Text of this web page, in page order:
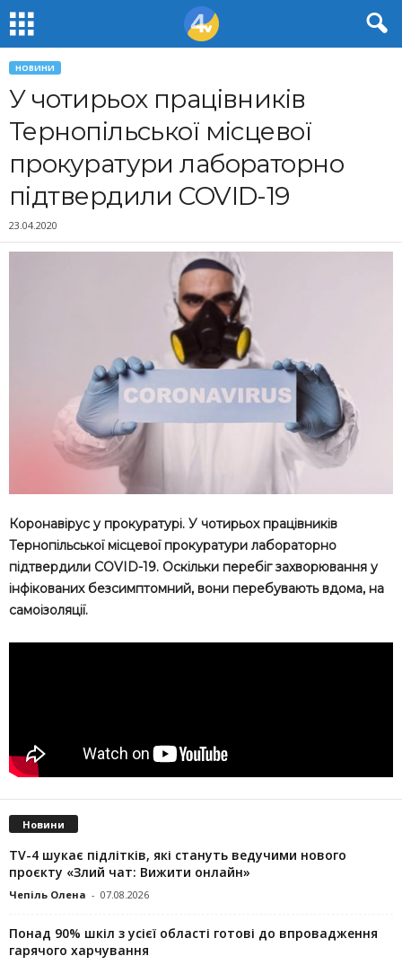
НОВИНИ
У чотирьох працівників
Тернопільської місцевої
прокуратури лабораторно
підтвердили COVID-19
23.04.2020
Коронавірус у прокуратурі. У чотирьох працівників
Тернопільської місцевої прокуратури лабораторно
підтвердили COVID-19. Оскільки перебіг захворювання у
інфікованих безсимптомний, вони перебувають вдома, на
самоізоляції.
Новини
TV-4 шукає підлітків, які стануть ведучими нового
проєкту «Злий чат: Вижити онлайн»
Чепіль Олена - 07.08.2026
Понад 90% шкіл з усієї області готові до впровадження
гарячого харчування